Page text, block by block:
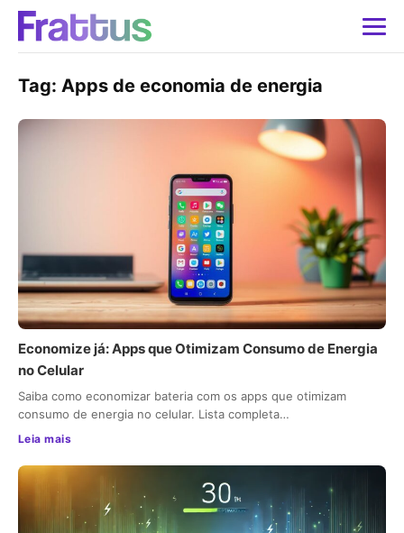
Tag: Apps de economia de energia
Economize já: Apps que Otimizam Consumo de Energia
no Celular
Saiba como economizar bateria com os apps que otimizam
consumo de energia no celular. Lista completa…
Leia mais